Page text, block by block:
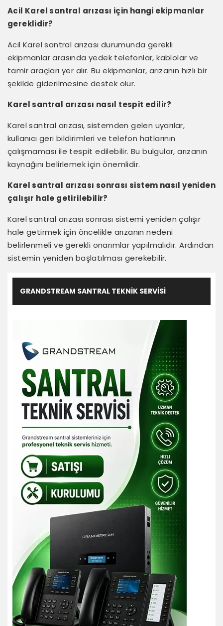
Acil Karel santral arızası için hangi ekipmanlar
gereklidir?
Acil Karel santral arızası durumunda gerekli
ekipmanlar arasında yedek telefonlar, kablolar ve
tamir araçları yer alır. Bu ekipmanlar, arızanın hızlı bir
şekilde giderilmesine destek olur.
Karel santral arızası nasıl tespit edilir?
Karel santral arızası, sistemden gelen uyarılar,
kullanıcı geri bildirimleri ve telefon hatlarının
çalışmaması ile tespit edilebilir. Bu bulgular, arızanın
kaynağını belirlemek için önemlidir.
Karel santral arızası sonrası sistem nasıl yeniden
çalışır hale getirilebilir?
Karel santral arızası sonrası sistemi yeniden çalışır
hale getirmek için öncelikle arızanın nedeni
belirlenmeli ve gerekli onarımlar yapılmalıdır. Ardından
sistemin yeniden başlatılması gerekebilir.
GRANDSTREAM SANTRAL TEKNIK SERVISI